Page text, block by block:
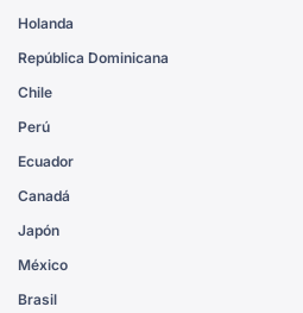
Holanda
República Dominicana
Chile
Perú
Ecuador
Canadá
Japón
México
Brasil